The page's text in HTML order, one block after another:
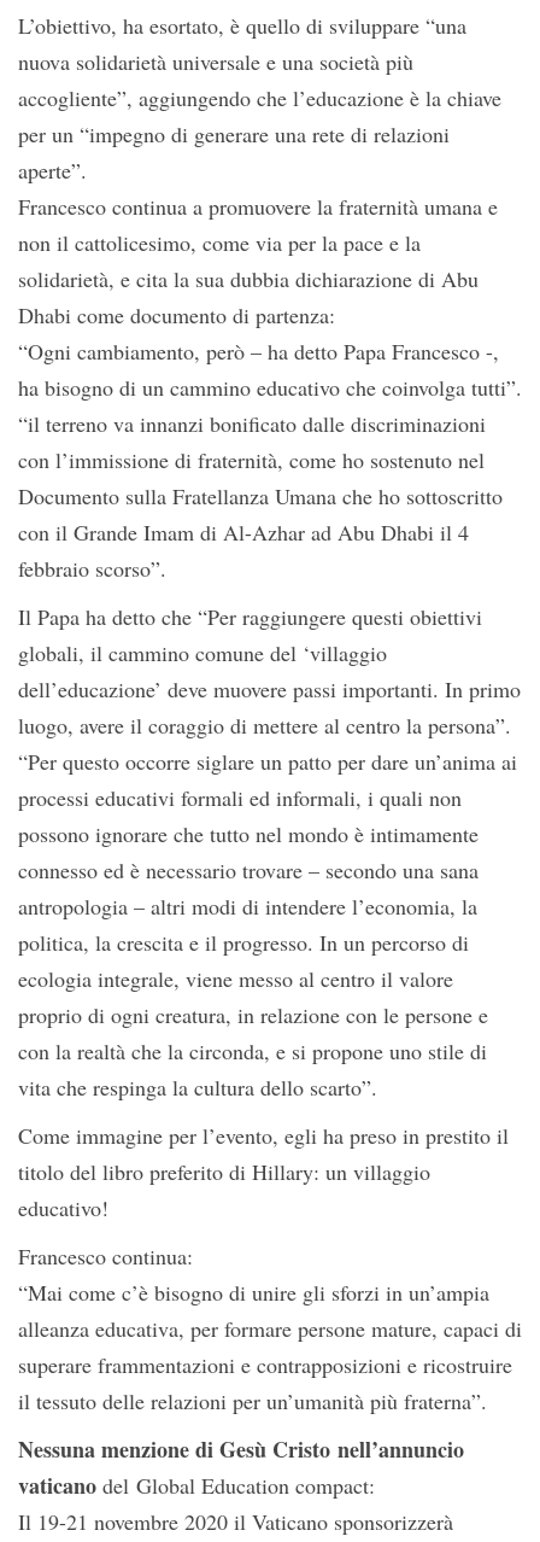
L’obiettivo, ha esortato, è quello di sviluppare “una
nuova solidarietà universale e una società più
accogliente”, aggiungendo che l’educazione è la chiave
per un “impegno di generare una rete di relazioni
aperte”.
Francesco continua a promuovere la fraternità umana e
non il cattolicesimo, come via per la pace e la
solidarietà, e cita la sua dubbia dichiarazione di Abu
Dhabi come documento di partenza:
“Ogni cambiamento, però – ha detto Papa Francesco -,
ha bisogno di un cammino educativo che coinvolga tutti”.
“il terreno va innanzi bonificato dalle discriminazioni
con l’immissione di fraternità, come ho sostenuto nel
Documento sulla Fratellanza Umana che ho sottoscritto
con il Grande Imam di Al-Azhar ad Abu Dhabi il 4
febbraio scorso”.
Il Papa ha detto che “Per raggiungere questi obiettivi
globali, il cammino comune del ‘villaggio
dell’educazione’ deve muovere passi importanti. In primo
luogo, avere il coraggio di mettere al centro la persona”.
“Per questo occorre siglare un patto per dare un’anima ai
processi educativi formali ed informali, i quali non
possono ignorare che tutto nel mondo è intimamente
connesso ed è necessario trovare – secondo una sana
antropologia – altri modi di intendere l’economia, la
politica, la crescita e il progresso. In un percorso di
ecologia integrale, viene messo al centro il valore
proprio di ogni creatura, in relazione con le persone e
con la realtà che la circonda, e si propone uno stile di
vita che respinga la cultura dello scarto”.
Come immagine per l’evento, egli ha preso in prestito il
titolo del libro preferito di Hillary: un villaggio
educativo!
Francesco continua:
“Mai come c’è bisogno di unire gli sforzi in un’ampia
alleanza educativa, per formare persone mature, capaci di
superare frammentazioni e contrapposizioni e ricostruire
il tessuto delle relazioni per un’umanità più fraterna”.
Nessuna menzione di Gesù Cristo nell’annuncio
vaticano del Global Education compact:
Il 19-21 novembre 2020 il Vaticano sponsorizzerà